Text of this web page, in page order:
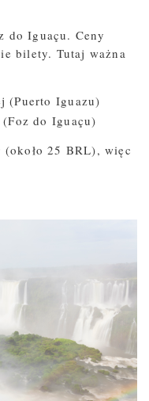
do Iguaçu. Ceny
bilety. Tutaj ważna
(Puerto Iguazu)
do Iguaçu)
25 BRL), więc